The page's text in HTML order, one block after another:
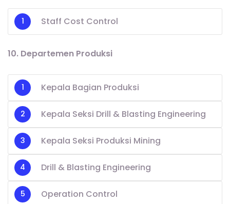
Staff Cost Control
10. Departemen Produksi
Kepala Bagian Produksi
Kepala Seksi Drill & Blasting Engineering
Kepala Seksi Produksi Mining
Drill & Blasting Engineering
Operation Control